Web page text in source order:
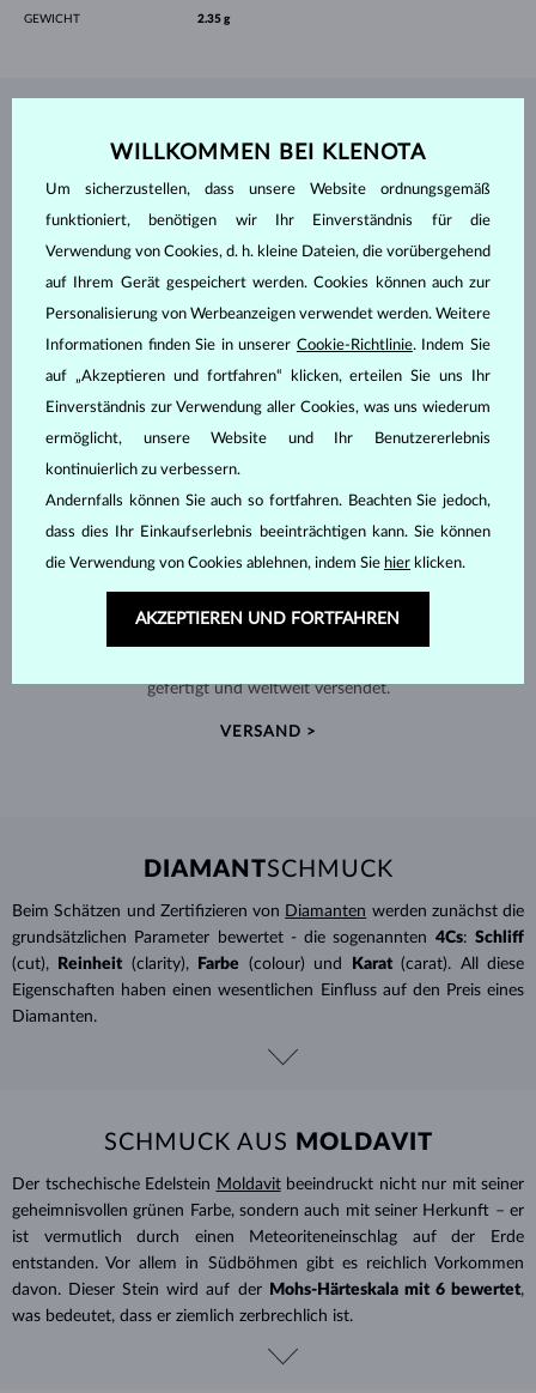
GEWICHT 2.35 g
HANDGEFERTIGT IN PRAG
gefertigt und weltweit versendet.
VERSAND >
DIAMANTSCHMUCK
Beim Schätzen und Zertifizieren von Diamanten werden zunächst die
grundsätzlichen Parameter bewertet - die sogenannten 4Cs: Schliff
(cut),
Reinheit (clarity), Farbe (colour) und Karat (carat). All diese
Eigenschaften haben einen wesentlichen Einfluss auf den Preis eines
Diamanten.
SCHMUCK AUS MOLDAVIT
Der tschechische Edelstein Moldavitbeeindruckt nicht nur mit seiner
geheimnisvollen grünen Farbe, sondern auch mit seiner Herkunft – er
ist vermutlich durch einen Meteoriteneinschlag auf der Erde
entstanden. Vor allem in Südböhmen gibt es reichlich Vorkommen
davon. Dieser Stein wird auf der
Mohs-Härteskala mit 6 bewertet,
was bedeutet, dass er ziemlich zerbrechlich ist.
WILLKOMMEN BEI KLENOTA
Um sicherzustellen, dass unsere Website ordnungsgemäß
funktioniert, benötigen wir Ihr Einverständnis für die
Verwendung von Cookies, d. h. kleine Dateien, die vorübergehend
auf Ihrem Gerät gespeichert werden. Cookies können auch zur
Personalisierung von Werbeanzeigen verwendet werden. Weitere
Informationen finden Sie in unserer Cookie-Richtlinie. Indem Sie
auf „Akzeptieren und fortfahren“ klicken, erteilen Sie uns Ihr
Einverständnis zur Verwendung aller Cookies, was uns wiederum
ermöglicht, unsere Website und Ihr Benutzererlebnis
kontinuierlich zu verbessern.
Andernfalls können Sie auch so fortfahren. Beachten Sie jedoch,
dass dies Ihr Einkaufserlebnis beeinträchtigen kann. Sie können
die Verwendung von Cookies ablehnen, indem Sie hier klicken.
AKZEPTIEREN UND FORTFAHREN